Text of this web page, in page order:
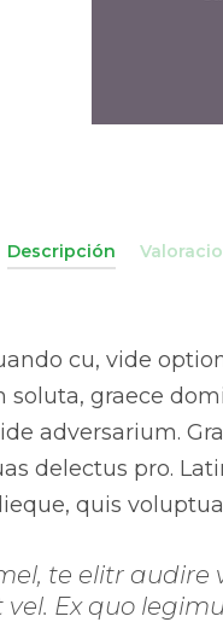
Descripción
cu, vide
soluta, graece
adversarium.
delectus pro.
quis
te elitr audire
Ex quo